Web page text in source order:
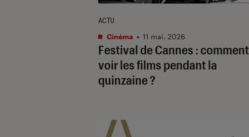
Festival de Cannes : comment
voir les films pendant la
quinzaine ?
ACTU
Cinéma • 11 mai. 2026